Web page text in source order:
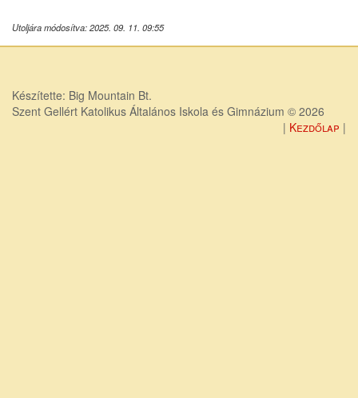
Utoljára módosítva: 2025. 09. 11. 09:55
Készítette: Big Mountain Bt.
Szent Gellért Katolikus Általános Iskola és Gimnázium © 2026
Kezdőlap